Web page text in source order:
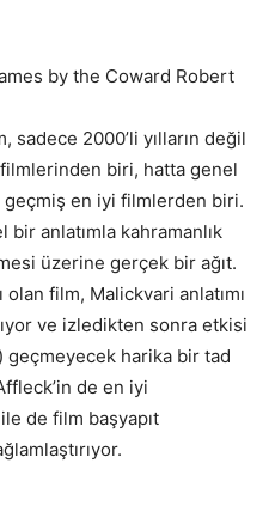
by the Coward Robert
sadece 2000’li yılların değil
biri, hatta genel
geçmiş en iyi filmlerden biri.
anlatımla kahramanlık
üzerine gerçek bir ağıt.
olan film, Malickvari anlatımı
ve izledikten sonra etkisi
geçmeyecek harika bir tad
de en iyi
de film başyapıt